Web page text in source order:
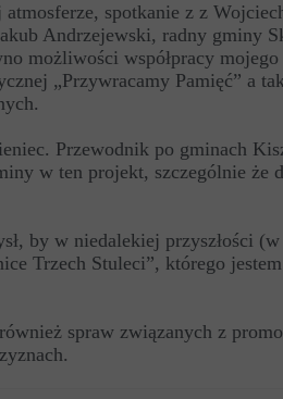
spotkanie z z
Andrzejewski, radny gminy
możliwości współpracy
„Przywracamy Pamięć” a
Przewodnik po gminach
w ten projekt, szczególnie że
by w niedalekiej przyszłości
Trzech Stuleci”, którego
spraw związanych z